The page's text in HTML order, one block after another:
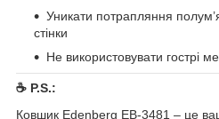
Уникати потрапляння
стінки
Не використовувати гострі
☕ P.S.:
Ковшик Edenberg EB-3481 – це